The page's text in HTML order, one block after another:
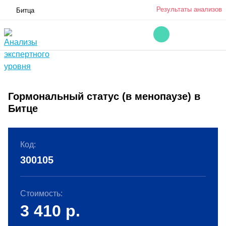
Битца Результаты анализов
Гормональный статус (в менопаузе) в
Битце
Код:
300105
Стоимость:
3 410 р.